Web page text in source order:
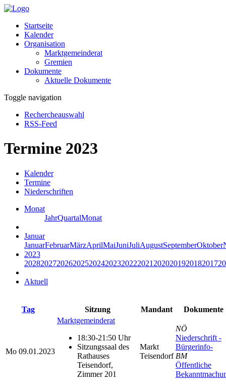
Startseite
Kalender
Organisation
Marktgemeinderat
Gremien
Dokumente
Aktuelle Dokumente
Toggle navigation
Rechercheauswahl
RSS-Feed
Termine 2023
Kalender
Termine
Niederschriften
Monat
JahrQuartalMonat
Januar
JanuarFebruarMärzAprilMaiJuniJuliAugustSeptemberOktober
2023
20282027202620252024202320222021 2020201920182017
Aktuell
Tag Sitzung Mandant Dokumente
Mo 09.01.2023
Marktgemeinderat
18:30-21:50 Uhr
Sitzungssaal des
Rathauses
Teisendorf,
Zimmer 201
Markt
Teisendorf
NÖ
Niederschrift -
Bürgerinfo-
BM
Öffentliche